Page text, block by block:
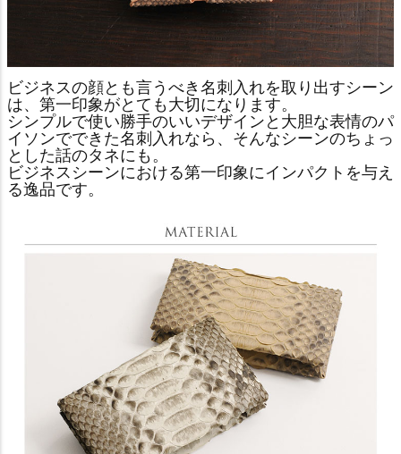
ビジネスの顔とも言うべき名刺入れを取り出すシーン
は、第一印象がとても大切になります。
シンプルで使い勝手のいいデザインと大胆な表情のパ
イソンでできた名刺入れなら、そんなシーンのちょっ
とした話のタネにも。
ビジネスシーンにおける第一印象にインパクトを与え
る逸品です。